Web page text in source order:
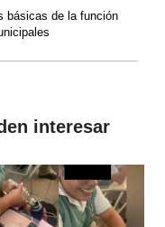
básicas de la función
interesar